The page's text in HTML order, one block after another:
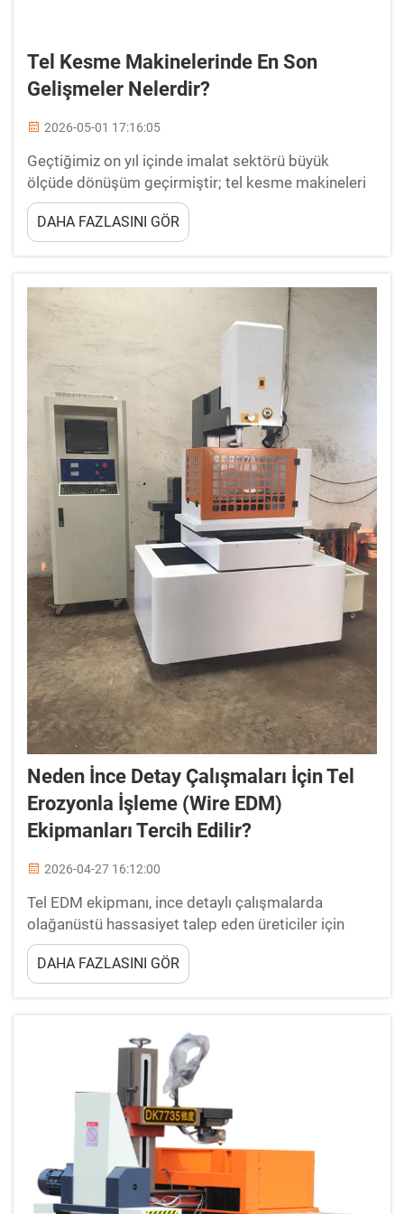
Tel Kesme Makinelerinde En Son
Gelişmeler Nelerdir?
2026-05-01 17:16:05
Geçtiğimiz on yıl içinde imalat sektörü büyük
ölçüde dönüşüm geçirmiştir; tel kesme makineleri
ise hassas mühendislik evriminin ön saflarında yer
almaktadır. Bu gelişmiş cihazlar, endüstrilerde ...
gibi alanlarda vazgeçilmez hâle gelmiştir.
DAHA FAZLASINI GÖR
Neden İnce Detay Çalışmaları İçin Tel
Erozyonla İşleme (Wire EDM)
Ekipmanları Tercih Edilir?
2026-04-27 16:12:00
Tel EDM ekipmanı, ince detaylı çalışmalarda
olağanüstü hassasiyet talep eden üreticiler için
tercih edilen işlenebilirlik çözümü haline gelmiştir.
Bu gelişmiş işlenebilirlik teknolojisi, elektrik deşarjı
ileme (EDM) işleminin kontrollü erozyon sürecinden
DAHA FAZLASINI GÖR